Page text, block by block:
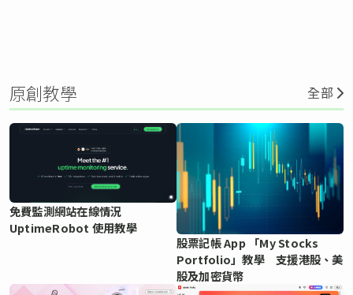
原創教學 全部
免費監測網站在線情況
UptimeRobot 使用教學
股票記帳 App 「My Stocks
Portfolio」教學 支援港股、美
股及加密貨幣